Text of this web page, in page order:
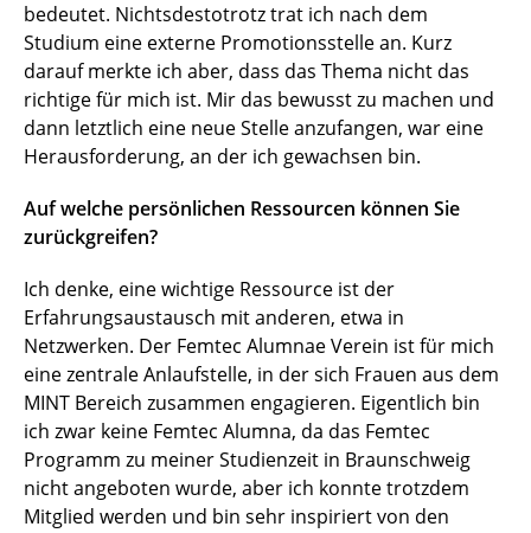
bedeutet. Nichtsdestotrotz trat ich nach dem
Studium eine externe Promotionsstelle an. Kurz
darauf merkte ich aber, dass das Thema nicht das
richtige für mich ist. Mir das bewusst zu machen und
dann letztlich eine neue Stelle anzufangen, war eine
Herausforderung, an der ich gewachsen bin.
Auf welche persönlichen Ressourcen können Sie
zurückgreifen?
Ich denke, eine wichtige Ressource ist der
Erfahrungsaustausch mit anderen, etwa in
Netzwerken. Der Femtec Alumnae Verein ist für mich
eine zentrale Anlaufstelle, in der sich Frauen aus dem
MINT Bereich zusammen engagieren. Eigentlich bin
ich zwar keine Femtec Alumna, da das Femtec
Programm zu meiner Studienzeit in Braunschweig
nicht angeboten wurde, aber ich konnte trotzdem
Mitglied werden und bin sehr inspiriert von den